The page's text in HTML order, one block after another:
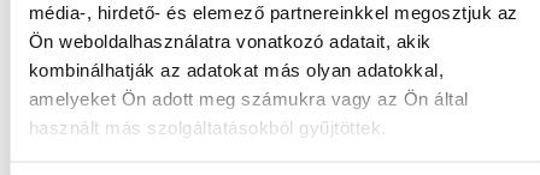
média-, hirdető- és elemező partnereinkkel megosztjuk az
Ön weboldalhasználatra vonatkozó adatait, akik
kombinálhatják az adatokat más olyan adatokkal,
amelyeket Ön adott meg számukra vagy az Ön által
használt más szolgáltatásokból gyűjtöttek.
Tulajdonságok
ÁLLAT MÉRETE: Univerzális
CSOMAG SÚLYA
(KG):
0.8